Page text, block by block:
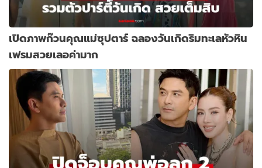
เปิดภาพก๊วนคุณแม่ซุปตาร์ ฉลองวันเกิดริมทะเลหัวหิน
เฟรมสวยเลอค่ามาก